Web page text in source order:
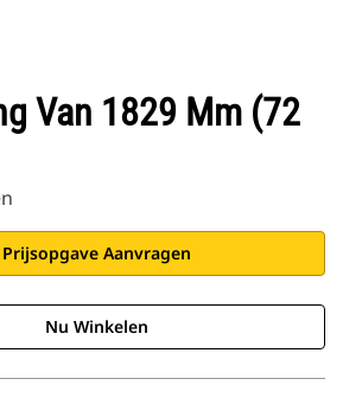
Van 1829 Mm (72
Prijsopgave Aanvragen
Nu Winkelen